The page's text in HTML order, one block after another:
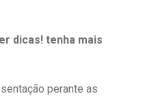
dicas! tenha mais
perante as